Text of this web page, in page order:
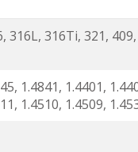
316Ti, 321,
1.4841, 1.4401,
1.4510, 1.4509,